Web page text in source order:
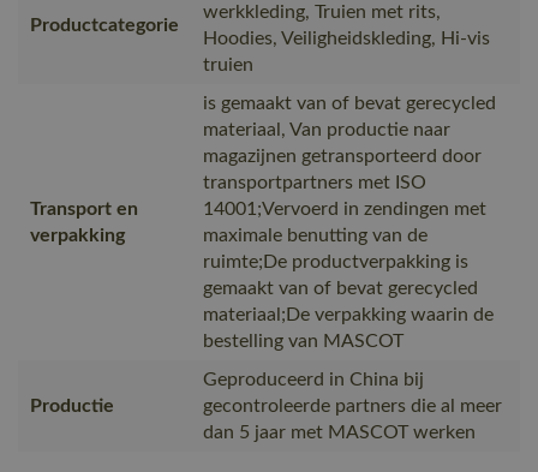
Productcategorie
werkkleding, Truien met rits,
Hoodies, Veiligheidskleding, Hi-vis
truien
Transport en
verpakking
is gemaakt van of bevat gerecycled
materiaal, Van productie naar
magazijnen getransporteerd door
transportpartners met ISO
14001;Vervoerd in zendingen met
maximale benutting van de
ruimte;De productverpakking is
gemaakt van of bevat gerecycled
materiaal;De verpakking waarin de
bestelling van MASCOT
Productie
Geproduceerd in China bij
gecontroleerde partners die al meer
dan 5 jaar met MASCOT werken